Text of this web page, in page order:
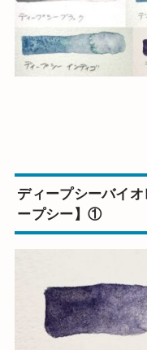
ディープシーバイ
ープシー】①